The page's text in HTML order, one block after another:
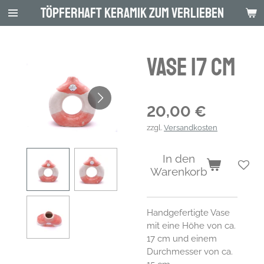
Zum
Hauptinhalt
Töpferhaft Keramik zum Verlieben
Vase 17 cm
20,00 €
zzgl. Versandkosten
In den
Warenkorb
Handgefertigte Vase
mit eine Höhe von ca.
17 cm und einem
Durchmesser von ca.